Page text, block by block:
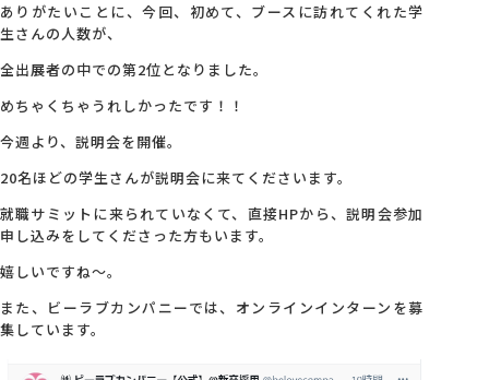
ありがたいことに、今回、初めて、ブースに訪れてくれた学
生さんの人数が、
全出展者の中での第2位となりました。
めちゃくちゃうれしかったです！！
今週より、説明会を開催。
20名ほどの学生さんが説明会に来てくださいます。
就職サミットに来られていなくて、直接HPから、説明会参加
申し込みをしてくださった方もいます。
嬉しいですね～。
また、ビーラブカンパニーでは、オンラインインターンを募
集しています。